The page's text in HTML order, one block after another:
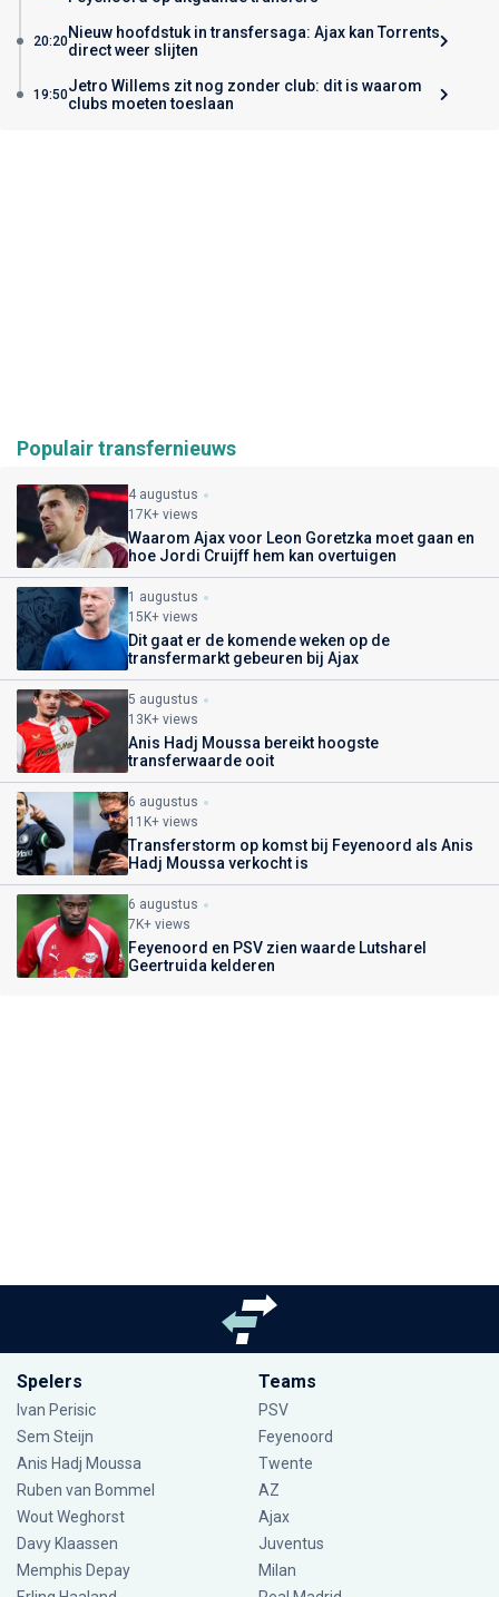
20:20Nieuw hoofdstuk in transfersaga: Ajax kan Torrents
direct weer slijten
19:50Jetro Willems zit nog zonder club: dit is waarom
clubs moeten toeslaan
Populair transfernieuws
4 augustus
17K+ views
Waarom Ajax voor Leon Goretzka moet gaan en
hoe Jordi Cruijff hem kan overtuigen
1 augustus
15K+ views
Dit gaat er de komende weken op de
transfermarkt gebeuren bij Ajax
5 augustus
13K+ views
Anis Hadj Moussa bereikt hoogste
transferwaarde ooit
6 augustus
11K+ views
Transferstorm op komst bij Feyenoord als Anis
Hadj Moussa verkocht is
6 augustus
7K+ views
Feyenoord en PSV zien waarde Lutsharel
Geertruida kelderen
Spelers
Ivan Perisic
Sem Steijn
Anis Hadj Moussa
Ruben van Bommel
Wout Weghorst
Davy Klaassen
Memphis Depay
Teams
PSV
Feyenoord
Twente
AZ
Ajax
Juventus
Milan